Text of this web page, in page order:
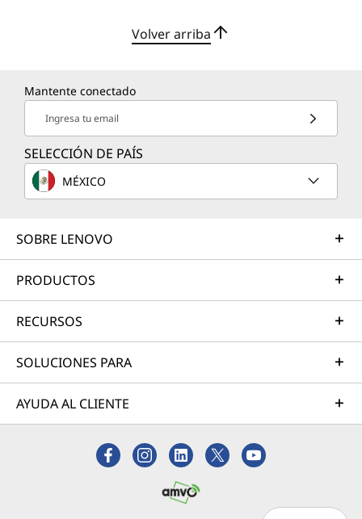
Volver arriba
Mantente conectado
Ingresa tu email
SELECCIÓN DE PAÍS
MÉXICO
SOBRE LENOVO
PRODUCTOS
RECURSOS
SOLUCIONES PARA
AYUDA AL CLIENTE